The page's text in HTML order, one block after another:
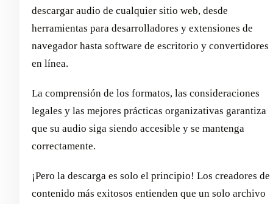
descargar audio de cualquier sitio web, desde
herramientas para desarrolladores y extensiones de
navegador hasta software de escritorio y convertidores
en línea.
La comprensión de los formatos, las consideraciones
legales y las mejores prácticas organizativas garantiza
que su audio siga siendo accesible y se mantenga
correctamente.
¡Pero la descarga es solo el principio! Los creadores de
contenido más exitosos entienden que un solo archivo